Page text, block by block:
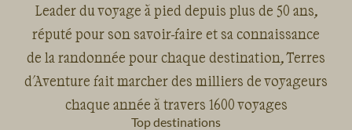
Leader du voyage à pied depuis plus de 50 ans,
réputé pour son savoir-faire et sa connaissance
de la randonnée pour chaque destination, Terres
d'Aventure fait marcher des milliers de voyageurs
chaque année à travers 1600 voyages
Top destinations